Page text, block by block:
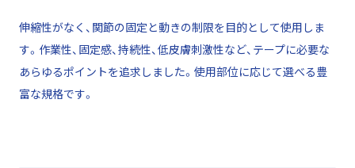
伸縮性がなく、関節の固定と動きの制限を目的として使用しま
す。作業性、固定感、持続性、低皮膚刺激性など、テープに必要な
あらゆるポイントを追求しました。使用部位に応じて選べる豊
富な規格です。